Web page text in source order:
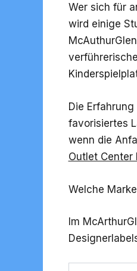
Wer sich für
wird einige
Die
favorisiertes
wenn die
Outlet Center
Welche
Im